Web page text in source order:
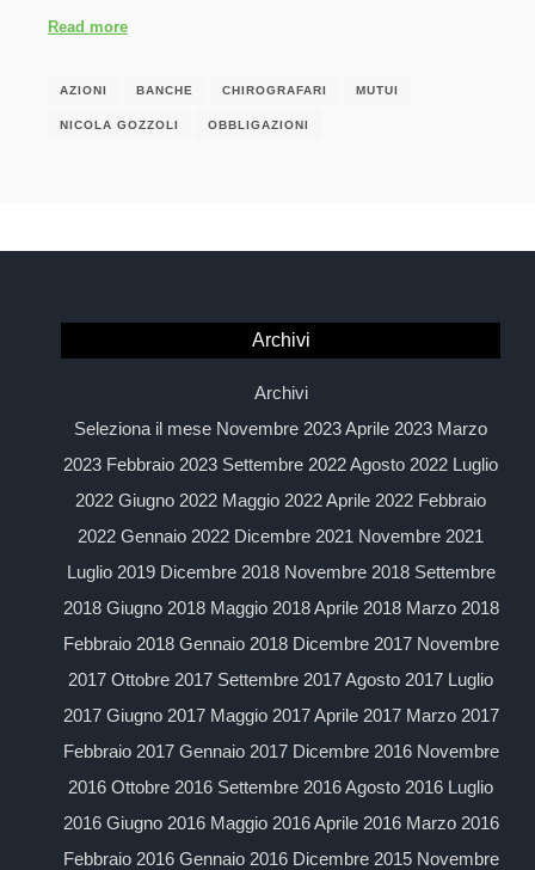
Read more
AZIONI BANCHE CHIROGRAFARI MUTUI
NICOLA GOZZOLI OBBLIGAZIONI
Archivi
Archivi
Seleziona il mese Novembre 2023 Aprile 2023 Marzo
2023 Febbraio 2023 Settembre 2022 Agosto 2022 Luglio
2022 Giugno 2022 Maggio 2022 Aprile 2022 Febbraio
2022 Gennaio 2022 Dicembre 2021 Novembre 2021
Luglio 2019 Dicembre 2018 Novembre 2018 Settembre
2018 Giugno 2018 Maggio 2018 Aprile 2018 Marzo 2018
Febbraio 2018 Gennaio 2018 Dicembre 2017 Novembre
2017 Ottobre 2017 Settembre 2017 Agosto 2017 Luglio
2017 Giugno 2017 Maggio 2017 Aprile 2017 Marzo 2017
Febbraio 2017 Gennaio 2017 Dicembre 2016 Novembre
2016 Ottobre 2016 Settembre 2016 Agosto 2016 Luglio
2016 Giugno 2016 Maggio 2016 Aprile 2016 Marzo 2016
Febbraio 2016 Gennaio 2016 Dicembre 2015 Novembre